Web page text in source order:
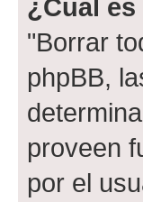
¿Cuál
"Borrar
phpBB,
proveen
por el